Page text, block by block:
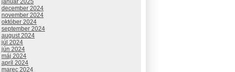
január 2025
december 2024
november 2024
október 2024
september 2024
august 2024
júl 2024
jún 2024
máj 2024
apríl 2024
marec 2024